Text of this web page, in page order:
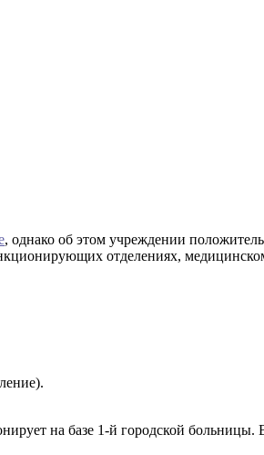
, однако об этом учреждении
отделениях,
на базе 1-й городской больницы.